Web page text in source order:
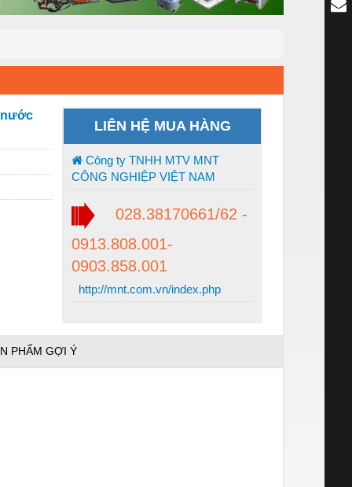
nước
LIÊN HỆ MUA HÀNG
Công ty TNHH MTV MNT
CÔNG NGHIỆP VIỆT NAM
028.38170661/62 -
0913.808.001-
0903.858.001
http://mnt.com.vn/index.php
PHẨM GỢI Ý